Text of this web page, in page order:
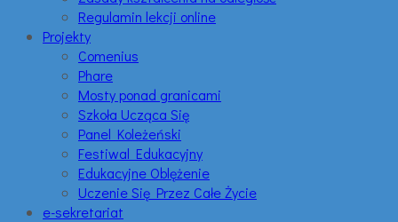
Regulamin lekcji online
Projekty
Comenius
Phare
Mosty ponad granicami
Szkoła Ucząca Się
Panel Koleżeński
Festiwal Edukacyjny
Edukacyjne Oblężenie
Uczenie Się Przez Całe Życie
e-sekretariat